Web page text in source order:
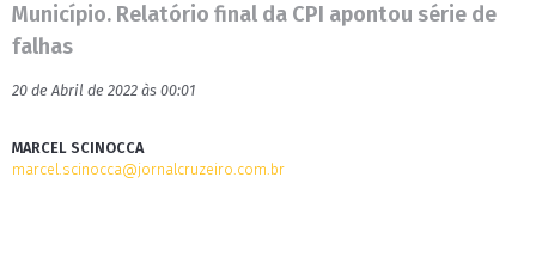
Município. Relatório final da CPI apontou série de
falhas
20 de Abril de 2022 às 00:01
MARCEL SCINOCCA
marcel.scinocca@jornalcruzeiro.com.br